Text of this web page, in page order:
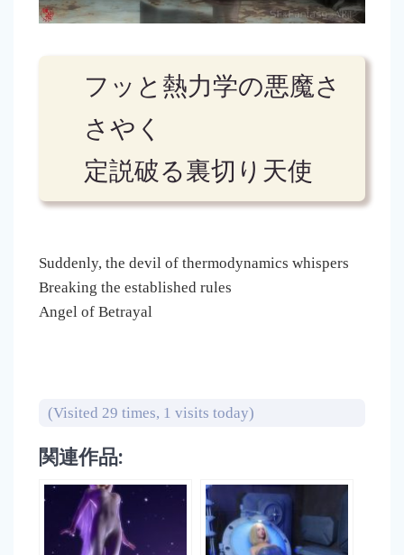
フッと熱力学の悪魔さ
さやく
定説破る裏切り天使
Suddenly, the devil of thermodynamics whispers
Breaking the established rules
Angel of Betrayal
(Visited 29 times, 1 visits today)
関連作品: